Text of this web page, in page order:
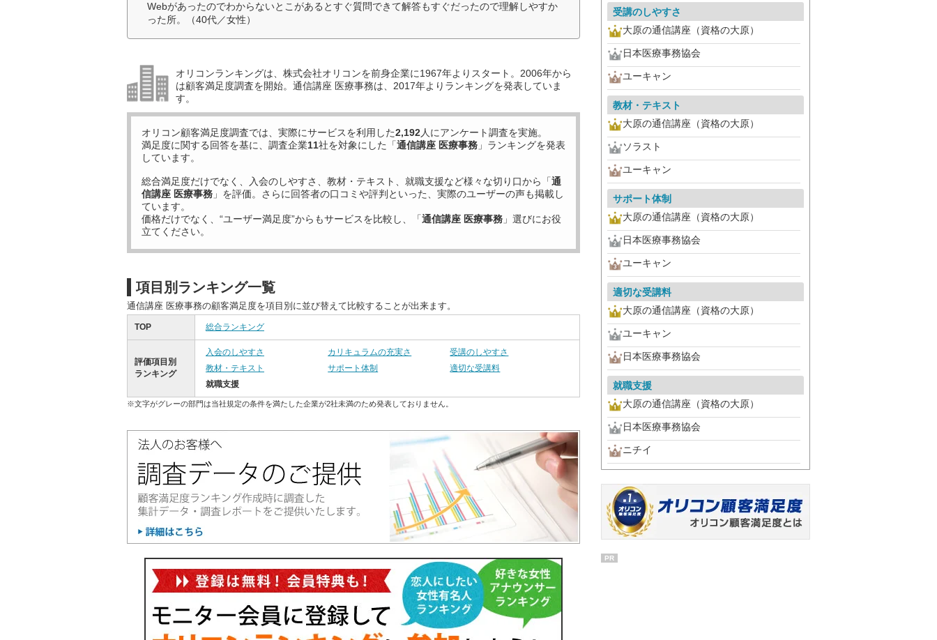
Webがあったのでわからないとこがあるとすぐ質問できて解答もすぐだったので理解しやすか
った所。（40代／女性）
オリコンランキングは、株式会社オリコンを前身企業に1967年よりスタート。2006年から
は顧客満足度調査を開始。通信講座 医療事務は、2017年よりランキングを発表していま
す。
オリコン顧客満足度調査では、実際にサービスを利用した2,192人にアンケート調査を実施。
満足度に関する回答を基に、調査企業11社を対象にした「通信講座 医療事務 」ランキングを発表
しています。
総合満足度だけでなく、入会のしやすさ、教材・テキスト、就職支援など様々な切り口から「通
信講座 医療事務 」を評価。さらに回答者の口コミや評判といった、実際のユーザーの声も掲載し
ています。
価格だけでなく、“ユーザー満足度”からもサービスを比較し、「通信講座 医療事務 」選びにお役
立てください。
項目別ランキング一覧
通信講座 医療事務の顧客満足度を項目別に並び替えて比較することが出来ます。
TOP 総合ランキング
評価項目別
ランキング
入会のしやすさ カリキュラムの充実さ
受講のしやすさ
教材・テキスト
サポート体制
適切な受講料
就職支援
※文字がグレーの部門は当社規定の条件を満たした企業が2社未満のため発表しておりません。
受講のしやすさ
大原の通信講座（資格の大原）
日本医療事務協会
ユーキャン
教材・テキスト
大原の通信講座（資格の大原）
ソラスト
ユーキャン
サポート体制
大原の通信講座（資格の大原）
日本医療事務協会
ユーキャン
適切な受講料
大原の通信講座（資格の大原）
ユーキャン
日本医療事務協会
就職支援
大原の通信講座（資格の大原）
日本医療事務協会
ニチイ
PR